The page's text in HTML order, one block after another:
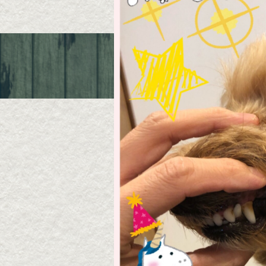
Queue de Chien
〒631-0061 奈良市三碓1-6-19
TEL ; 080-4015-1050
定休日 ; 水曜日/第2、第4日曜/祝日